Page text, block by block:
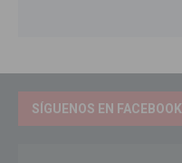
SÍGUENOS EN FACEBOOK